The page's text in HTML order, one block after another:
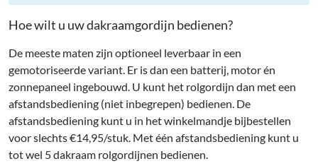
Hoe wilt u uw dakraamgordijn bedienen?
De meeste maten zijn optioneel leverbaar in een
gemotoriseerde variant. Er is dan een batterij, motor én
zonnepaneel ingebouwd. U kunt het rolgordijn dan met een
afstandsbediening (niet inbegrepen) bedienen. De
afstandsbediening kunt u in het winkelmandje bijbestellen
voor slechts €14,95/stuk. Met één afstandsbediening kunt u
tot wel 5 dakraam rolgordijnen bedienen.